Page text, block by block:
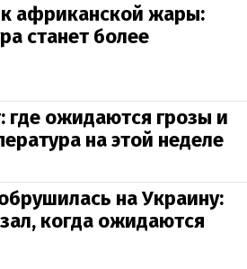
африканской жары:
станет более
где ожидаются грозы и
на этой неделе
на Украину:
когда ожидаются